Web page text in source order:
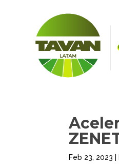
Feb 23, 2023